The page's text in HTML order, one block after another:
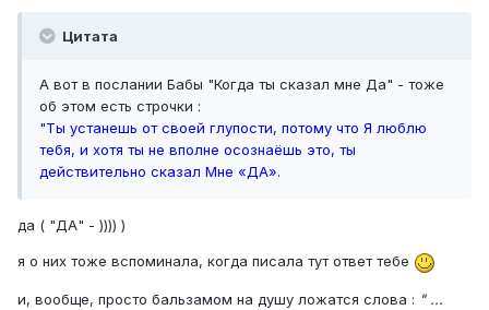
Цитата
А вот в послании Бабы "Когда ты сказал мне Да" - тоже
об этом есть строчки :
"Ты устанешь от своей глупости, потому что Я люблю
тебя, и хотя ты не вполне осознаёшь это, ты
действительно сказал Мне «ДА».
да ( "ДА" - )))) )
я о них тоже вспоминала, когда писала тут ответ тебе
и, вообще, просто бальзамом на душу ложатся слова : " ...